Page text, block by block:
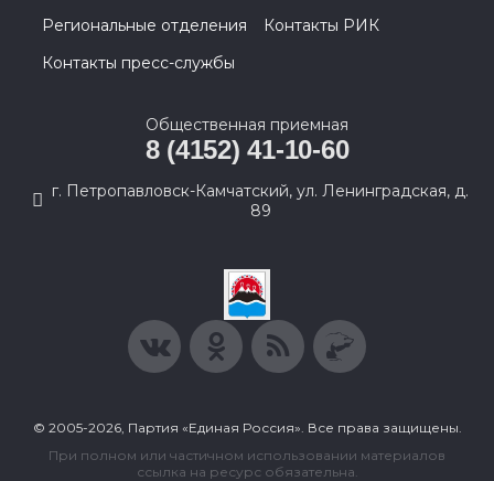
Региональные отделения
Контакты РИК
Контакты пресс-службы
Общественная приемная
8 (4152) 41-10-60
г. Петропавловск-Камчатский, ул. Ленинградская, д.
89
© 2005-2026, Партия «Единая Россия». Все права защищены.
При полном или частичном использовании материалов
ссылка на ресурс обязательна.